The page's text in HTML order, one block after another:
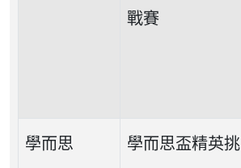
戰賽
學而思 學而思盃精英挑